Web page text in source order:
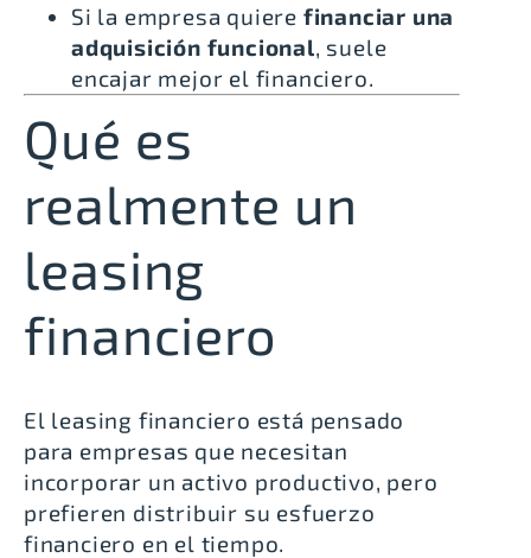
Si la empresa quiere financiar una
adquisición funcional, suele
encajar mejor el financiero.
Qué es
realmente un
leasing
financiero
El leasing financiero está pensado
para empresas que necesitan
incorporar un activo productivo, pero
prefieren distribuir su esfuerzo
financiero en el tiempo.